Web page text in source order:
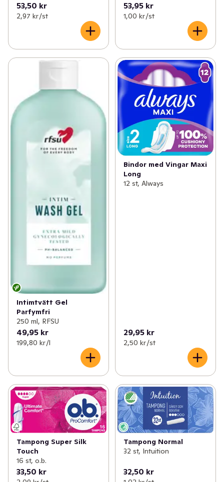
53,50 kr
2,97 kr /st
53,95 kr
1,00 kr /st
Intimtvätt Gel
Parfymfri
250 ml, RFSU
49,95 kr
199,80 kr /l
Bindor med Vingar Maxi
Long
12 st, Always
29,95 kr
2,50 kr /st
Tampong Super Silk
Touch
16 st, o.b.
33,50 kr
Tampong Normal
32 st, Intuition
32,50 kr